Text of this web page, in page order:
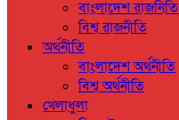
বাংলাদেশ রাজনিতি
বিশ্ব রাজনীতি
অর্থনীতি
বাংলাদেশ অর্থনীতি
বিশ্ব অর্থনীতি
খেলাধুলা